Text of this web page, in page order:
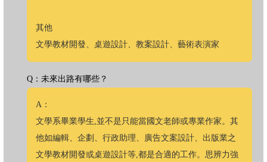
其他
文學教材開發、桌遊設計、教案設計、藝術表演家
Q：未來出路有哪些？
A：
文學系畢業學生,並不是只能當國文老師或專業作家。其
他如編輯、企劃、行政助理、廣告文案設計、出版業之
文學教材開發或桌遊設計等,都是合適的工作。思辨力強